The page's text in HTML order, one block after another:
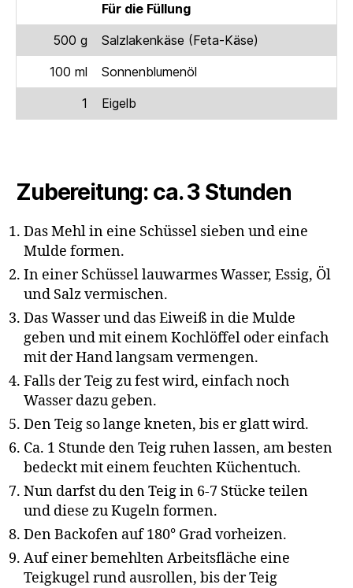
Für die Füllung
500 g
Salzlakenkäse (Feta-Käse)
100 ml
Sonnenblumenöl
1
Eigelb
Zubereitung: ca. 3 Stunden
Das Mehl in eine Schüssel sieben und eine
Mulde formen.
In einer Schüssel lauwarmes Wasser, Essig, Öl
und Salz vermischen.
Das Wasser und das Eiweiß in die Mulde
geben und mit einem Kochlöffel oder einfach
mit der Hand langsam vermengen.
Falls der Teig zu fest wird, einfach noch
Wasser dazu geben.
Den Teig so lange kneten, bis er glatt wird.
Ca. 1 Stunde den Teig ruhen lassen, am besten
bedeckt mit einem feuchten Küchentuch.
Nun darfst du den Teig in 6-7 Stücke teilen
und diese zu Kugeln formen.
Den Backofen auf 180° Grad vorheizen.
Auf einer bemehlten Arbeitsfläche eine
Teigkugel rund ausrollen, bis der Teig